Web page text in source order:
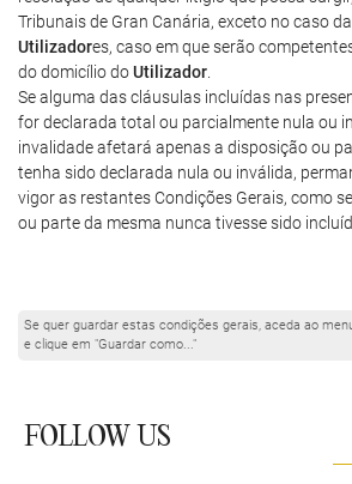
Tribunais de Gran Canária, exceto no caso
Utilizadores, caso em que serão
do domicílio doUtilizador
Se alguma das cláusulas incluídas nas
for declarada total ou parcialmente nula ou
invalidade afetará apenas a disposição ou
tenha sido declarada nula ou inválida,
vigor as restantes Condições Gerais, como
ou parte da mesma nunca tivesse sido
Se quer guardar estas condições gerais, aceda ao
e clique em "Guardar como..."
FOLLOW US